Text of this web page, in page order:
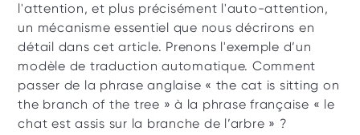
l'attention, et plus précisément l'auto-attention,
un mécanisme essentiel que nous décrirons en
détail dans cet article. Prenons l'exemple d’un
modèle de traduction automatique. Comment
passer de la phrase anglaise « the cat is sitting on
the branch of the tree » à la phrase française « le
chat est assis sur la branche de l’arbre » ?